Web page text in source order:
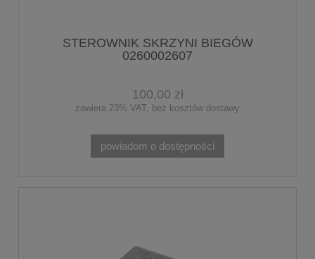
STEROWNIK SKRZYNI BIEGÓW
0260002607
100,00 zł
zawiera 23% VAT, bez kosztów dostawy
powiadom o dostępności